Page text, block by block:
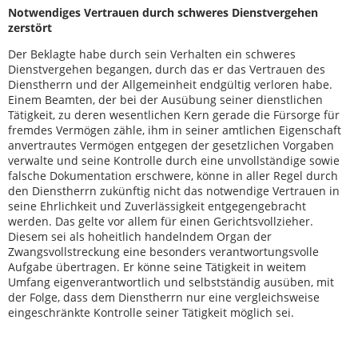
Notwendiges Vertrauen durch schweres Dienstvergehen
zerstört
Der Beklagte habe durch sein Verhalten ein schweres
Dienstvergehen begangen, durch das er das Vertrauen des
Dienstherrn und der Allgemeinheit endgültig verloren habe.
Einem Beamten, der bei der Ausübung seiner dienstlichen
Tätigkeit, zu deren wesentlichen Kern gerade die Fürsorge für
fremdes Vermögen zähle, ihm in seiner amtlichen Eigenschaft
anvertrautes Vermögen entgegen der gesetzlichen Vorgaben
verwalte und seine Kontrolle durch eine unvollständige sowie
falsche Dokumentation erschwere, könne in aller Regel durch
den Dienstherrn zukünftig nicht das notwendige Vertrauen in
seine Ehrlichkeit und Zuverlässigkeit entgegengebracht
werden. Das gelte vor allem für einen Gerichtsvollzieher.
Diesem sei als hoheitlich handelndem Organ der
Zwangsvollstreckung eine besonders verantwortungsvolle
Aufgabe übertragen. Er könne seine Tätigkeit in weitem
Umfang eigenverantwortlich und selbstständig ausüben, mit
der Folge, dass dem Dienstherrn nur eine vergleichsweise
eingeschränkte Kontrolle seiner Tätigkeit möglich sei.